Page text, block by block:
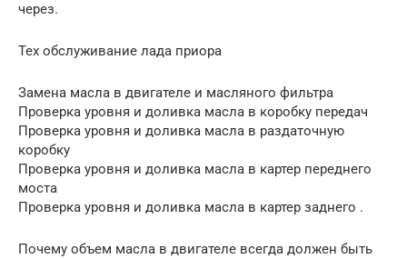
через.
Тех обслуживание лада приора
Замена масла в двигателе и масляного фильтра
Проверка уровня и доливка масла в коробку передач
Проверка уровня и доливка масла в раздаточную
коробку
Проверка уровня и доливка масла в картер переднего
моста
Проверка уровня и доливка масла в картер заднего .
Почему объем масла в двигателе всегда должен быть